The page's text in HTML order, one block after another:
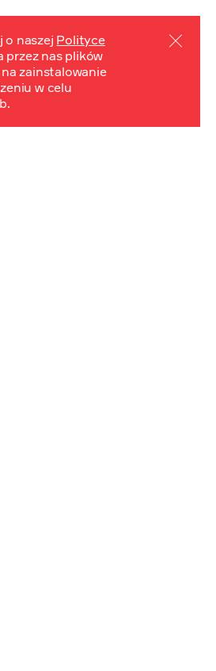
Kontakt
o naszej Polityce
przez nas plików
zainstalowanie
w celu